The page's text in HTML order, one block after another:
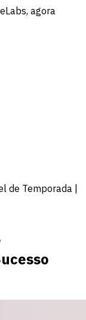
agora
de Temporada |